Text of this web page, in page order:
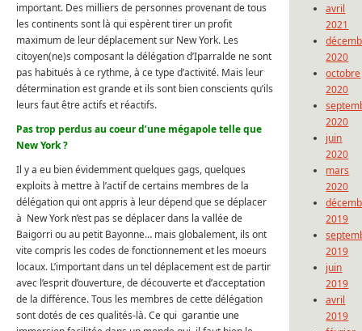
important. Des milliers de personnes provenant de tous
les continents sont là qui espèrent tirer un profit
maximum de leur déplacement sur New York. Les
citoyen(ne)s composant la délégation d’Iparralde ne sont
pas habitués à ce rythme, à ce type d’activité. Mais leur
détermination est grande et ils sont bien conscients qu’ils
leurs faut être actifs et réactifs.
Pas trop perdus au coeur d’une mégapole telle que
New York ?
Il y a eu bien évidemment quelques gags, quelques
exploits à mettre à l’actif de certains membres de la
délégation qui ont appris à leur dépend que se déplacer
à New York n’est pas se déplacer dans la vallée de
Baigorri ou au petit Bayonne… mais globalement, ils ont
vite compris les codes de fonctionnement et les moeurs
locaux. L’important dans un tel déplacement est de partir
avec l’esprit d’ouverture, de découverte et d’acceptation
de la différence. Tous les membres de cette délégation
sont dotés de ces qualités-là. Ce qui garantie une
avril
2021
2020
octobre
2020
2020
juin
2020
mars
2020
2019
2019
juin
2019
avril
2019